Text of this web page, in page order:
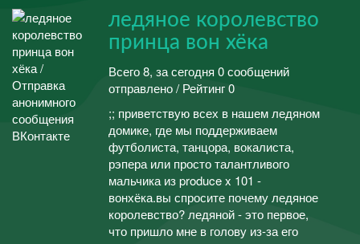
ледяное королевство
принца вон хёка
Всего 8, за сегодня 0 сообщений
отправлено / Рейтинг 0
;; приветствую всех в нашем ледяном
домике, где мы поддерживаем
футболиста, танцора, вокалиста,
рэпера или просто талантливого
мальчика из produce x 101 -
вонхёка.вы спросите почему ледяное
королевство? ледяной - это первое,
что пришло мне в голову из-за его